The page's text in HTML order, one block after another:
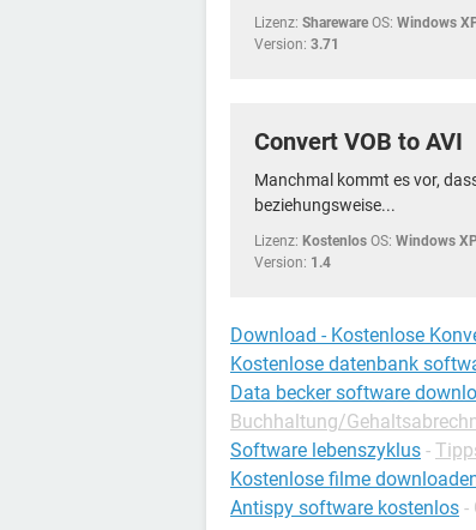
Lizenz: Shareware OS: Windows
Version: 3.71
Convert VOB to AVI
Manchmal kommt es vor,
beziehungsweise...
Lizenz: Kostenlos OS: Windows
Version: 1.4
Download - Kostenlose
Kostenlose datenbank
Data becker software
Buchhaltung/
Software lebenszyklus -
Kostenlose filme
Antispy software kostenlos -